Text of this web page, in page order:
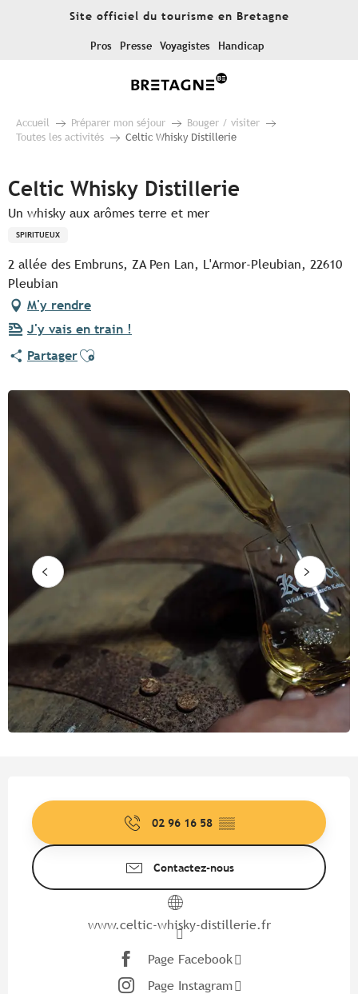
Site officiel du tourisme en Bretagne
Pros Presse Voyagistes Handicap
Accueil Préparer mon séjour
Bouger / visiter
Toutes les activités
Celtic Whisky Distillerie
Celtic Whisky Distillerie
Un whisky aux arômes terre et mer
SPIRITUEUX
2 allée des Embruns, ZA Pen Lan, L'Armor-Pleubian, 22610
Pleubian
M'y rendre
J'y vais en train !
PartagerAjouter aux favoris
02 96 16 58 ▒▒
Contactez-nous
www.celtic-whisky-distillerie.fr
Page Facebook
Page Instagram